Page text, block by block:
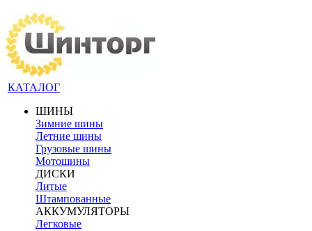
КАТАЛОГ
ШИНЫ
Зимние шины
Летние шины
Грузовые шины
Мотошины
ДИСКИ
Литые
Штампованные
АККУМУЛЯТОРЫ
Легковые